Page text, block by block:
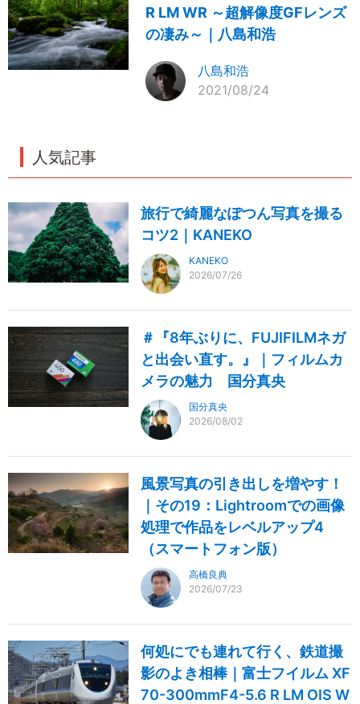
R LM WR ～超解像度GFレンズ
の凄み～｜八島和浩
八島和浩
2021/08/24
人気記事
旅行で綺麗なぽつん写真を撮る
コツ2｜KANEKO
KANEKO
2026/07/26
＃『8年ぶりに、FUJIFILMネガ
と出会い直す。』｜フィルムカ
メラの魅力 国分真央
国分真央
2026/08/02
風景写真の引き出しを増やす！
｜その19：Lightroomでの画像
処理で作品をレベルアップ4
（スマートフォン版）
高橋良典
2026/07/23
何処にでも連れて行く、鉄道撮
影のよき相棒｜富士フイルム XF
70-300mmF4-5.6 R LM OIS W